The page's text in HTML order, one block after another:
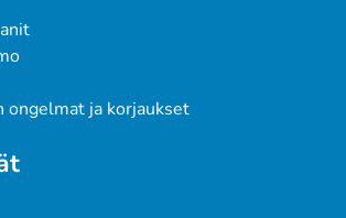
ongelmat ja korjaukset